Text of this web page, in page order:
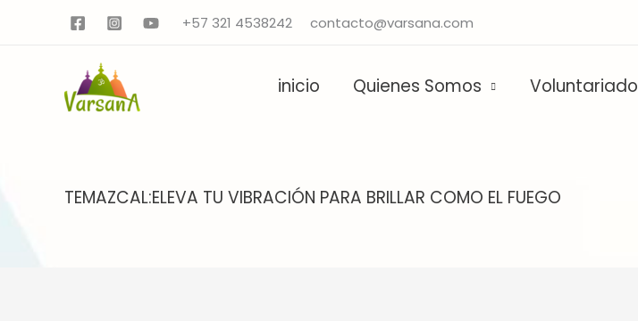
contenido
+57 321 4538242 contacto@varsana.com
inicio Quienes Somos Voluntariado
TEMAZCAL:ELEVA TU VIBRACIÓN PARA BRILLAR COMO EL FUEGO